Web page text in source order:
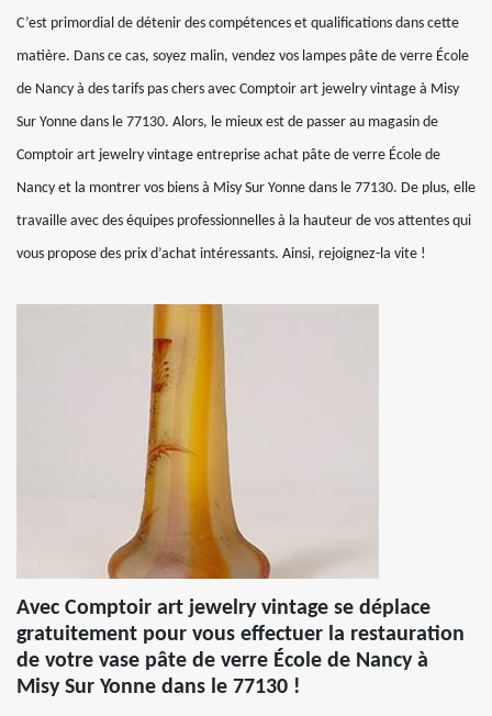
C’est primordial de détenir des compétences et qualifications dans cette
matière. Dans ce cas, soyez malin, vendez vos lampes pâte de verre École
de Nancy à des tarifs pas chers avec Comptoir art jewelry vintage à Misy
Sur Yonne dans le 77130. Alors, le mieux est de passer au magasin de
Comptoir art jewelry vintage entreprise achat pâte de verre École de
Nancy et la montrer vos biens à Misy Sur Yonne dans le 77130. De plus, elle
travaille avec des équipes professionnelles à la hauteur de vos attentes qui
vous propose des prix d’achat intéressants. Ainsi, rejoignez-la vite !
Avec Comptoir art jewelry vintage se déplace
gratuitement pour vous effectuer la restauration
de votre vase pâte de verre École de Nancy à
Misy Sur Yonne dans le 77130 !